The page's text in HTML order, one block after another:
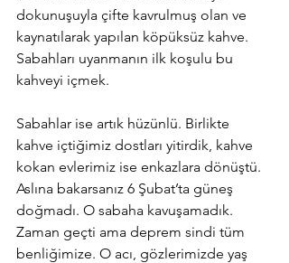
dokunuşuyla çifte kavrulmuş olan ve
kaynatılarak yapılan köpüksüz kahve.
Sabahları uyanmanın ilk koşulu bu
kahveyi içmek.
Sabahlar ise artık hüzünlü. Birlikte
kahve içtiğimiz dostları yitirdik, kahve
kokan evlerimiz ise enkazlara dönüştü.
Aslına bakarsanız 6 Şubat’ta güneş
doğmadı. O sabaha kavuşamadık.
Zaman geçti ama deprem sindi tüm
benliğimize. O acı, gözlerimizde yaş